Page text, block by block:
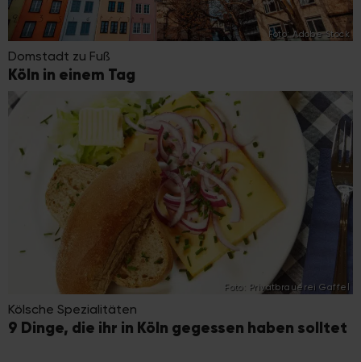
Foto: Adobe Stock
Domstadt zu Fuß
Köln in einem Tag
Foto: Privatbrauerei Gaffel
Kölsche Spezialitäten
9 Dinge, die ihr in Köln gegessen haben solltet